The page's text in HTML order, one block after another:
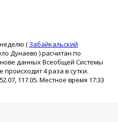
(Забайкальский
Дунаево ) расчитан по
данных Всеобщей Системы
4 раза в сутки.
117.05. Местное время 17:33